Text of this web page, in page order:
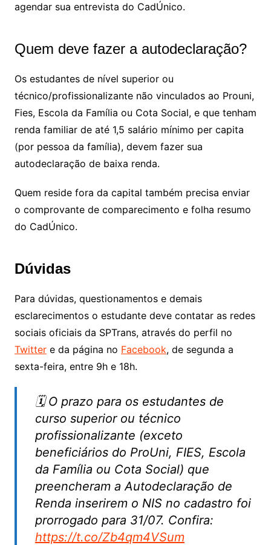
agendar sua entrevista do CadÚnico.
Quem deve fazer a autodeclaração?
Os estudantes de nível superior ou
técnico/profissionalizante não vinculados ao Prouni,
Fies, Escola da Família ou Cota Social, e que tenham
renda familiar de até 1,5 salário mínimo per capita
(por pessoa da família), devem fazer sua
autodeclaração de baixa renda.
Quem reside fora da capital também precisa enviar
o comprovante de comparecimento e folha resumo
do CadÚnico.
Dúvidas
Para dúvidas, questionamentos e demais
esclarecimentos o estudante deve contatar as redes
sociais oficiais da SPTrans, através do perfil no
Twittere da página no Facebook, de segunda a
sexta-feira, entre 9h e 18h.
🗓 O prazo para os estudantes de
curso superior ou técnico
profissionalizante (exceto
beneficiários do ProUni, FIES, Escola
da Família ou Cota Social) que
preencheram a Autodeclaração de
Renda inserirem o NIS no cadastro foi
prorrogado para 31/07. Confira:
https://t.co/Zb4qm4VSum